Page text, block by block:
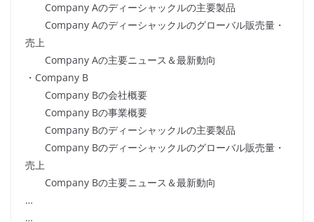
Company Aのディーシャックルの主要製品
Company Aのディーシャックルのグローバル販売量・
売上
Company Aの主要ニュース＆最新動向
・Company B
Company Bの会社概要
Company Bの事業概要
Company Bのディーシャックルの主要製品
Company Bのディーシャックルのグローバル販売量・
売上
Company Bの主要ニュース＆最新動向
…
…